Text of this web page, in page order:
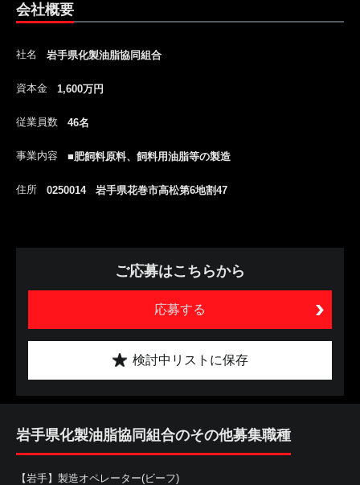
会社概要
社名 岩手県化製油脂協同組合
資本金 1,600万円
従業員数 46名
事業内容 ■肥飼料原料、飼料用油脂等の製造
住所 0250014 岩手県花巻市高松第6地割47
ご応募はこちらから
応募する
検討中リストに保存
岩手県化製油脂協同組合のその他募集職種
【岩手】製造オペレーター(ビーフ)